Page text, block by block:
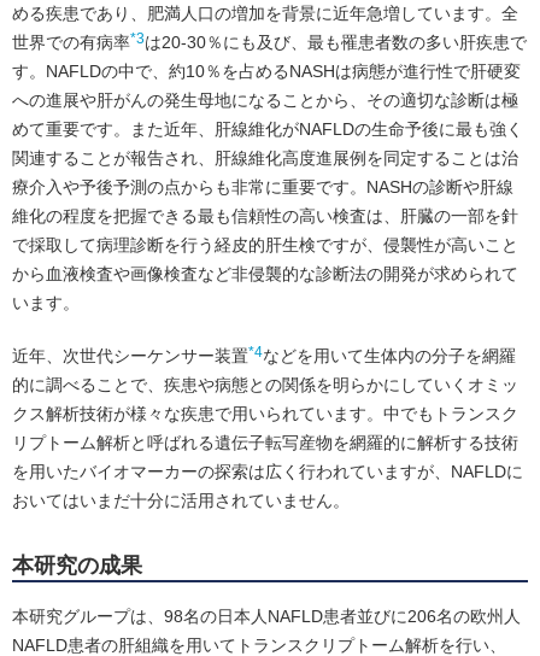
める疾患であり、肥満人口の増加を背景に近年急増しています。全
世界での有病率*3は20-30％にも及び、最も罹患者数の多い肝疾患で
す。NAFLDの中で、約10％を占めるNASHは病態が進行性で肝硬変
への進展や肝がんの発生母地になることから、その適切な診断は極
めて重要です。また近年、肝線維化がNAFLDの生命予後に最も強く
関連することが報告され、肝線維化高度進展例を同定することは治
療介入や予後予測の点からも非常に重要です。NASHの診断や肝線
維化の程度を把握できる最も信頼性の高い検査は、肝臓の一部を針
で採取して病理診断を行う経皮的肝生検ですが、侵襲性が高いこと
から血液検査や画像検査など非侵襲的な診断法の開発が求められて
います。
近年、次世代シーケンサー装置*4などを用いて生体内の分子を網羅
的に調べることで、疾患や病態との関係を明らかにしていくオミッ
クス解析技術が様々な疾患で用いられています。中でもトランスク
リプトーム解析と呼ばれる遺伝子転写産物を網羅的に解析する技術
を用いたバイオマーカーの探索は広く行われていますが、NAFLDに
おいてはいまだ十分に活用されていません。
本研究の成果
本研究グループは、98名の日本人NAFLD患者並びに206名の欧州人
NAFLD患者の肝組織を用いてトランスクリプトーム解析を行い、